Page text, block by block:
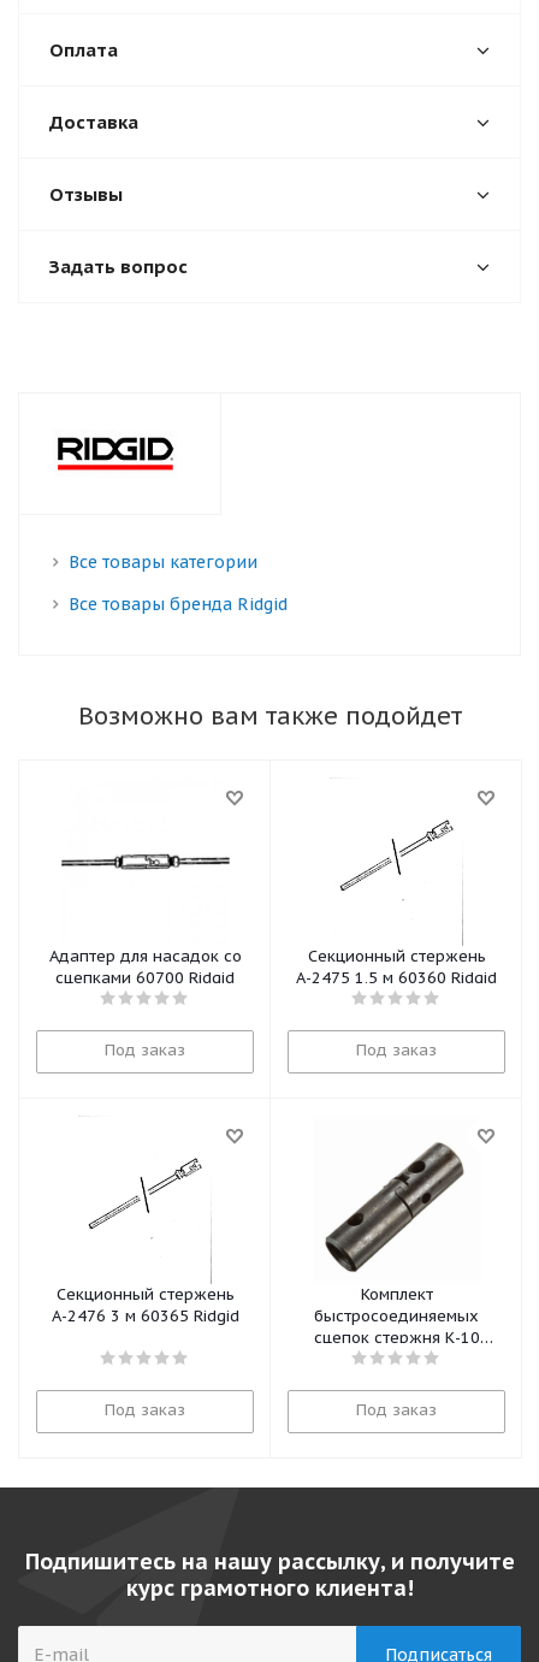
Оплата
Доставка
Отзывы
Задать вопрос
Все товары категории
Все товары бренда Ridgid
Возможно вам также подойдет
Адаптер для насадок со
сцепками 60700 Ridgid
Под заказ
Секционный стержень
А-2475 1,5 м 60360 Ridgid
Под заказ
Секционный стержень
А-2476 3 м 60365 Ridgid
Под заказ
Комплект
быстросоединяемых
сцепок стержня К-10
59835 Ridgid
Под заказ
Подпишитесь на нашу рассылку, и получите
курс грамотного клиента!